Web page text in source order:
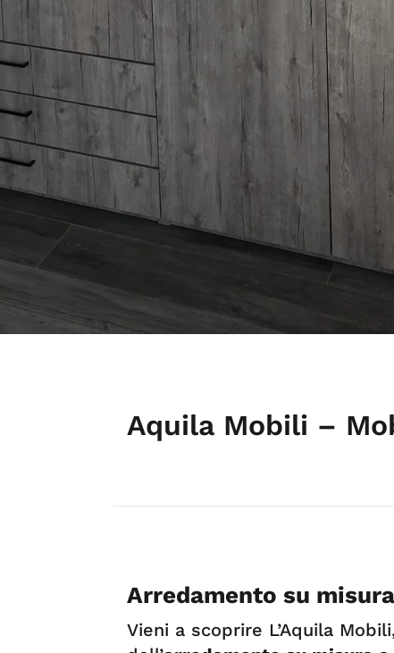
Aquila Mobili –
Arredamento su misura
Vieni a scoprire L’Aquila